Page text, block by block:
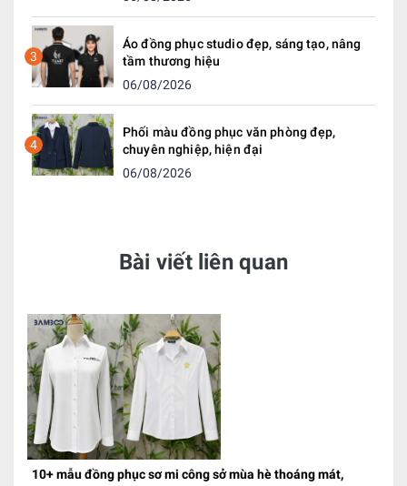
3
Áo đồng phục studio đẹp, sáng tạo, nâng
tầm thương hiệu
06/08/2026
4
Phối màu đồng phục văn phòng đẹp,
chuyên nghiệp, hiện đại
06/08/2026
Bài viết liên quan
10+ mẫu đồng phục sơ mi công sở mùa hè thoáng mát,